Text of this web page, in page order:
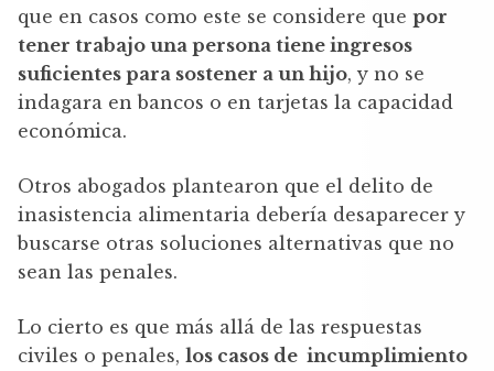
que en casos como este se considere que por
tener trabajo una persona tiene ingresos
suficientes para sostener a un hijo, y no se
indagara en bancos o en tarjetas la capacidad
económica.
Otros abogados plantearon que el delito de
inasistencia alimentaria debería desaparecer y
buscarse otras soluciones alternativas que no
sean las penales.
Lo cierto es que más allá de las respuestas
civiles o penales, los casos de incumplimiento